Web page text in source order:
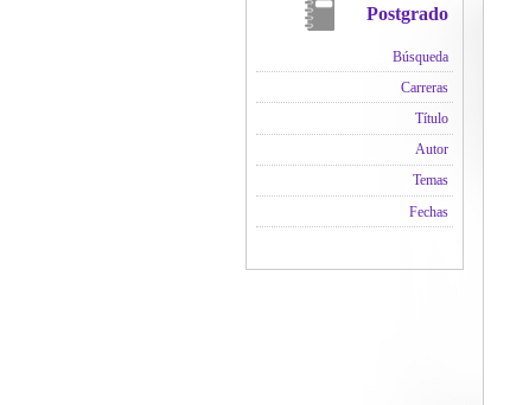
Postgrado
Búsqueda
Carreras
Título
Autor
Temas
Fechas